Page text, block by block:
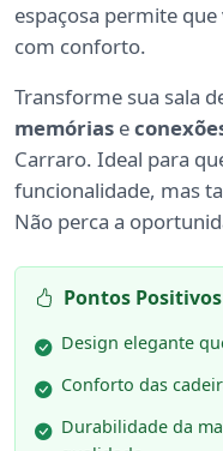
espaçosa permite
com conforto.
Transforme sua sala
memórias e
Carraro. Ideal para
funcionalidade, mas
Não perca a
Pontos Positivos
Design elegante
Conforto das
Durabilidade da